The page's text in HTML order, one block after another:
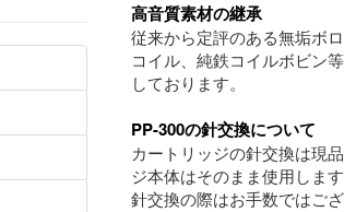
高音質素材の継承
従来から定評のある無垢ボ
コイル、純鉄コイルボビン
しております。
PP-300の針交換について
カートリッジの針交換は現
ジ本体はそのまま使用します
針交換の際はお手数ではご